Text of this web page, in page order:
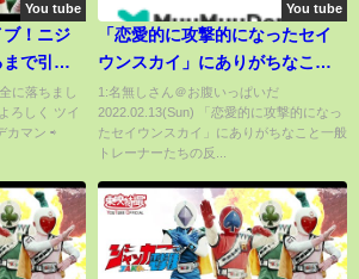
You tube
ブ！ニジ
で引い
くじ、ラ
スクール
に落ちまし
ろしく ツイ
カマン ⇨
You tube
「恋愛的に攻撃的になったセイ
ウンスカイ」にありがちなこと
一般トレーナーたちの反応集
【ウマ娘プリティーダービー】
【5ch,2ch,ふたば,Twitter みん
1:名無しさん＠お腹いっぱいだ
2022.02.13(Sun) 「恋愛的に攻撃的になっ
たセイウンスカイ」にありがちなこと一般
トレーナーたちの反...